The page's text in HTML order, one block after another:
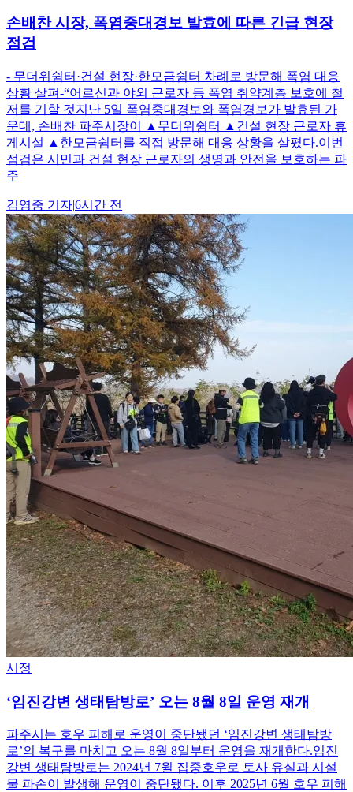
손배찬 시장, 폭염중대경보 발효에 따른 긴급 현장
점검
- 무더위쉼터·건설 현장·한모금쉼터 차례로 방문해 폭염 대응
상황 살펴-“어르신과 야외 근로자 등 폭염 취약계층 보호에 철
저를 기할 것지난 5일 폭염중대경보와 폭염경보가 발효된 가
운데, 손배찬 파주시장이 ▲무더위쉼터 ▲건설 현장 근로자 휴
게시설 ▲한모금쉼터를 직접 방문해 대응 상황을 살폈다.이번
점검은 시민과 건설 현장 근로자의 생명과 안전을 보호하는 파
주
김영중 기자|6시간 전
시정
‘임진강변 생태탐방로’ 오는 8월 8일 운영 재개
파주시는 호우 피해로 운영이 중단됐던 ‘임진강변 생태탐방
로’의 복구를 마치고 오는 8월 8일부터 운영을 재개한다.임진
강변 생태탐방로는 2024년 7월 집중호우로 토사 유실과 시설
물 파손이 발생해 운영이 중단됐다. 이후 2025년 6월 호우 피해